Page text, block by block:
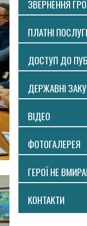
ЗВЕРНЕННЯ
ПЛАТНI
ДОСТУП ДО
ДЕРЖАВНІ
ВIДЕО
ФОТОГАЛЕРЕЯ
ГЕРОЇ НЕ
КОНТАКТИ